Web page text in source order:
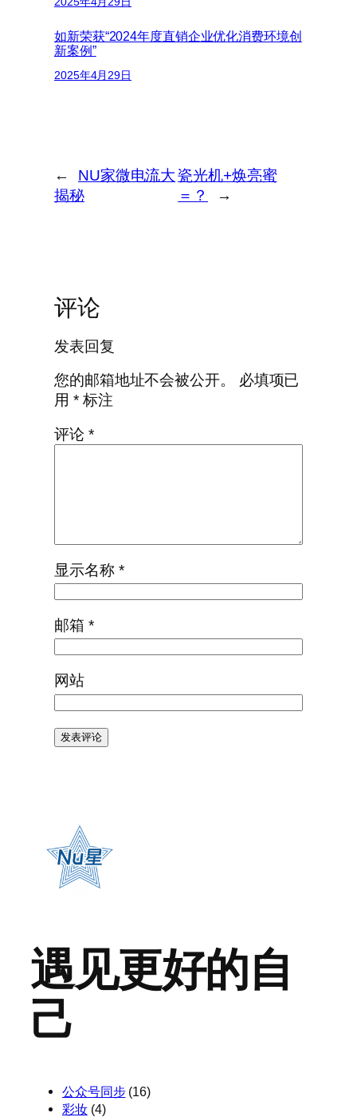
如新荣获“2024年度直销企业优化消费环境创
新案例”
2025年4月29日
←
NU家微电流大
揭秘
瓷光机+焕亮蜜
＝？
→
评论
发表回复
您的邮箱地址不会被公开。
必填项已
用 *标注
评论 *
显示名称 *
邮箱 *
网站
遇见更好的自
己
公众号同步(16)
彩妆(4)